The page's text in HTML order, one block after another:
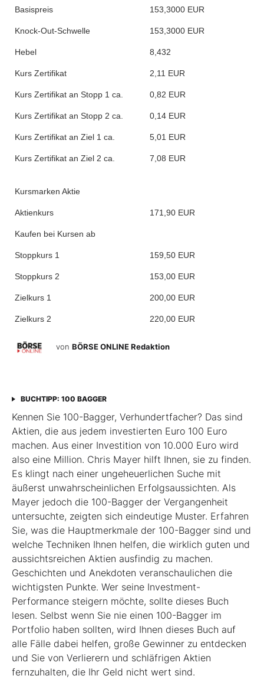
Basispreis 153,3000 EUR
Knock-Out-Schwelle 153,3000 EUR
Hebel 8,432
Kurs Zertifikat 2,11 EUR
Kurs Zertifikat an Stopp 1 ca. 0,82 EUR
Kurs Zertifikat an Stopp 2 ca. 0,14 EUR
Kurs Zertifikat an Ziel 1 ca. 5,01 EUR
Kurs Zertifikat an Ziel 2 ca. 7,08 EUR
Kursmarken Aktie
Aktienkurs 171,90 EUR
Kaufen bei Kursen ab
Stoppkurs 1 159,50 EUR
Stoppkurs 2 153,00 EUR
Zielkurs 1 200,00 EUR
Zielkurs 2 220,00 EUR
von BÖRSE ONLINE Redaktion
BUCHTIPP: 100 BAGGER
Kennen Sie 100-Bagger, Verhundertfacher? Das sind
Aktien, die aus jedem investierten Euro 100 Euro
machen. Aus einer Investition von 10.000 Euro wird
also eine Million. Chris Mayer hilft Ihnen, sie zu finden.
Es klingt nach einer ungeheuerlichen Suche mit
äußerst unwahrscheinlichen Erfolgsaussichten. Als
Mayer jedoch die 100-Bagger der Vergangenheit
untersuchte, zeigten sich eindeutige Muster. Erfahren
Sie, was die Hauptmerkmale der 100-Bagger sind und
welche Techniken Ihnen helfen, die wirklich guten und
aussichtsreichen Aktien ausfindig zu machen.
Geschichten und Anekdoten veranschaulichen die
wichtigsten Punkte. Wer seine Investment-
Performance steigern möchte, sollte dieses Buch
lesen. Selbst wenn Sie nie einen 100-Bagger im
Portfolio haben sollten, wird Ihnen dieses Buch auf
alle Fälle dabei helfen, große Gewinner zu entdecken
und Sie von Verlierern und schläf­rigen Aktien
fernzuhalten, die Ihr Geld nicht wert sind.